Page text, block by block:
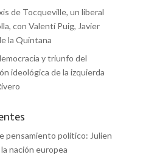
de Tocqueville, un liberal
con Valentí Puig, Javier
la Quintana
y triunfo del
ideológica de la izquierda
pensamiento político: Julien
nación europea